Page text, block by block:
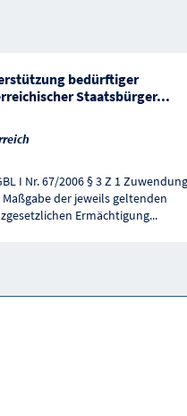
bedürftiger
Staatsbürger...
I Nr. 67/2006 § 3 Z 1
Maßgabe der jeweils geltenden
Ermächtigung...